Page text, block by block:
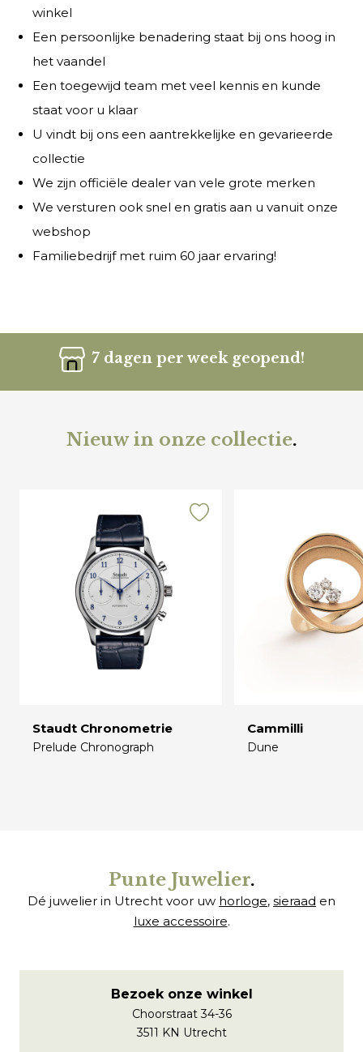
winkel
Een persoonlijke benadering staat bij ons hoog in
het vaandel
Een toegewijd team met veel kennis en kunde
staat voor u klaar
U vindt bij ons een aantrekkelijke en gevarieerde
collectie
We zijn officiële dealer van vele grote merken
We versturen ook snel en gratis aan u vanuit onze
webshop
Familiebedrijf met ruim 60 jaar ervaring!
7 dagen per week geopend!
Nieuw in onze collectie.
Staudt Chronometrie
Prelude Chronograph
Cammilli
Dune
Punte Juwelier.
Dé juwelier in Utrecht voor uw horloge, sieraad en
luxe accessoire.
Bezoek onze winkel
Choorstraat 34-36
3511 KN Utrecht